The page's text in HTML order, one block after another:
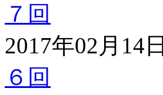
７回
2017年02月14日
６回